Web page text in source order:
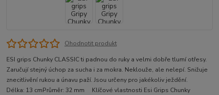
Ohodnotit produkt
ESI grips Chunky CLASSIC ti padnou do ruky a velmi dobře tlumí otřesy.
Zaručují stejný úchop za sucha i za mokra. Neklouže, ale nelepí. Snižuje
znecitlivění rukou a únavu paží. Jsou určeny pro jakékoliv ježdění.
Délka: 13 cmPrůměr: 32 mm Klíčové vlastnosti Esi Grips Chunky